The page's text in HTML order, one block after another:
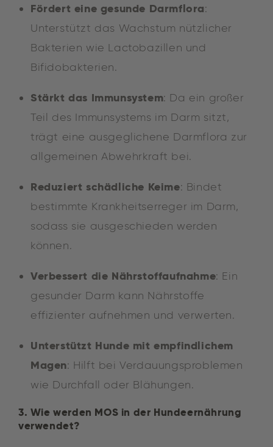
Fördert eine gesunde Darmflora:
Unterstützt das Wachstum nützlicher
Bakterien wie Lactobazillen und
Bifidobakterien.
Stärkt das Immunsystem: Da ein großer
Teil des Immunsystems im Darm sitzt,
trägt eine ausgeglichene Darmflora zur
allgemeinen Abwehrkraft bei.
Reduziert schädliche Keime: Bindet
bestimmte Krankheitserreger im Darm,
sodass sie ausgeschieden werden
können.
Verbessert die Nährstoffaufnahme: Ein
gesunder Darm kann Nährstoffe
effizienter aufnehmen und verwerten.
Unterstützt Hunde mit empfindlichem
Magen: Hilft bei Verdauungsproblemen
wie Durchfall oder Blähungen.
3. Wie werden MOS in der Hundeernährung
verwendet?